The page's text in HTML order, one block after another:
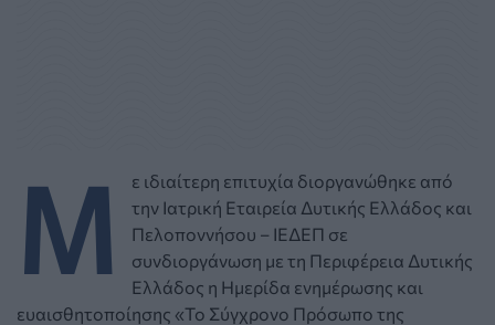
Μ
ε ιδιαίτερη επιτυχία διοργανώθηκε από
την Ιατρική Εταιρεία Δυτικής Ελλάδος και
Πελοποννήσου – ΙΕΔΕΠ σε
συνδιοργάνωση με τη Περιφέρεια Δυτικής
Ελλάδος η Ημερίδα ενημέρωσης και
ευαισθητοποίησης «Το Σύγχρονο Πρόσωπο της